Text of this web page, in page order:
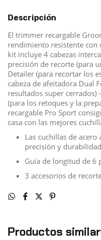
Descripción
El trimmer recargable
rendimiento resistente con
kit incluye 4 cabezas
precisión de recorte (para
Detailer (para recortar los
cabeza de afeitadora Dual
resultados super cerrados)
(para los retoques y la
recargable Pro Sport
casa con las mejores
Las cuchillas de
precisión y durabilidad
Guía de longitud de 6
3 accesorios de
Productos